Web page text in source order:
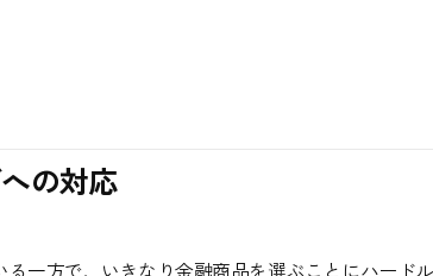
の対応
一方で、いきなり金融商品を選ぶことにハードル